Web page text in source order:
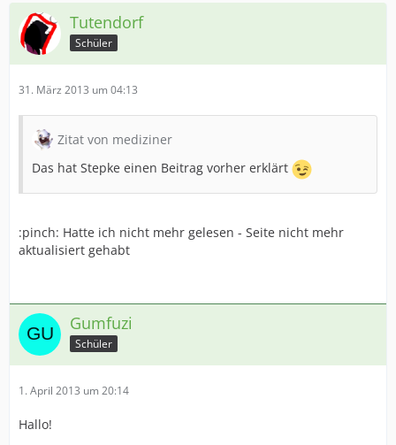
Tutendorf
Schüler
31. März 2013 um 04:13
Zitat von mediziner
Das hat Stepke einen Beitrag vorher erklärt
:pinch: Hatte ich nicht mehr gelesen - Seite nicht mehr
aktualisiert gehabt
Gumfuzi
Schüler
1. April 2013 um 20:14
Hallo!